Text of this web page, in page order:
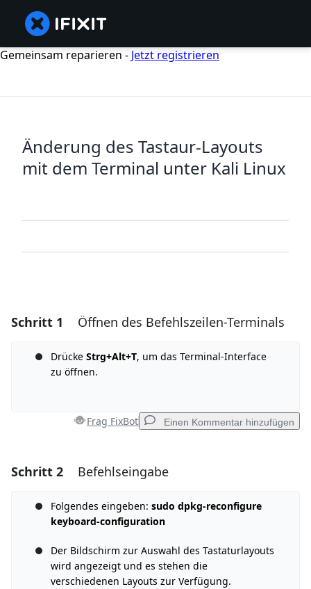
Gemeinsam reparieren - Jetzt registrieren
Änderung des Tastaur-Layouts
mit dem Terminal unter Kali Linux
Schritt 1 Öffnen des Befehlszeilen-Terminals
Drücke Strg+Alt+T, um das Terminal-Interface
zu öffnen.
Frag FixBot Einen Kommentar hinzufügen
Einen Kommentar hinzufügen
Kommentar hinzufügen
Abbrechen
Schritt 2 Befehlseingabe
Folgendes eingeben: sudo dpkg-reconfigure
keyboard-configuration
Der Bildschirm zur Auswahl des Tastaturlayouts
wird angezeigt und es stehen die
verschiedenen Layouts zur Verfügung.